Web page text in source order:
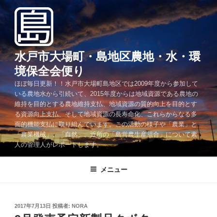
ン
ツ
へ
ス
キ
ッ
プ
水戸市大場町・島地区農地・水・環
境保全会便り
ほぼ毎日更新！！水戸市大場町島地区では2009年度から参加して
いる農地水から引続いて、2015年度からは地域資源である農地の
維持を目的とする農地維持支払、地域資源の質的向上を目的とす
る資源向上支払、そして地域資源の長寿命化、これらからなる多
面的機能支払に取り組んでいます。この活動の様子や「農業」と
「農業機械」、「自然」、近所の「島営農生産組合」について素
人の管理人がレポートします。
メニュー
投
稿
2017年7月13日 投稿者: NORA